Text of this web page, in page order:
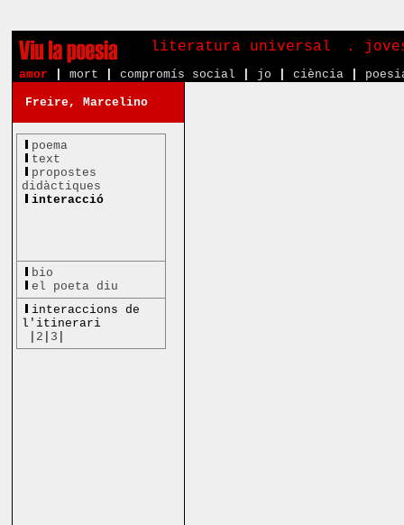
literatura universal .
amor mort compromís social jo ciència
Freire, Marcelino
poema
text
propostes
didàctiques
interacció
bio
el poeta diu
interaccions de
l'itinerari
2 3